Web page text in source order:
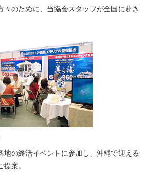
々のために、当協会スタッフが全国に赴き
地の終活イベントに参加し、沖縄で迎える
案。